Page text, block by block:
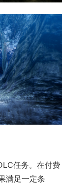
任务。在付费
满足一定条